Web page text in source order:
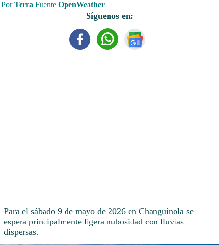
PorTerra Fuente OpenWeather
Síguenos en:
Para el sábado 9 de mayo de 2026 en Changuinola se
espera principalmente ligera nubosidad con lluvias
dispersas.